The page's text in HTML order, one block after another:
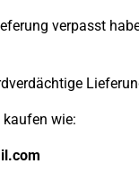
verpasst
wie: